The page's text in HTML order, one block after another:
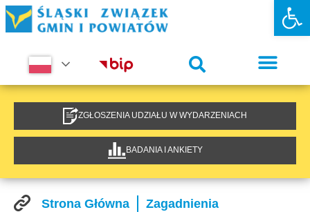
ZGŁOSZENIA UDZIAŁU W WYDARZENIACH
BADANIA I ANKIETY
Strona Główna
Zagadnienia